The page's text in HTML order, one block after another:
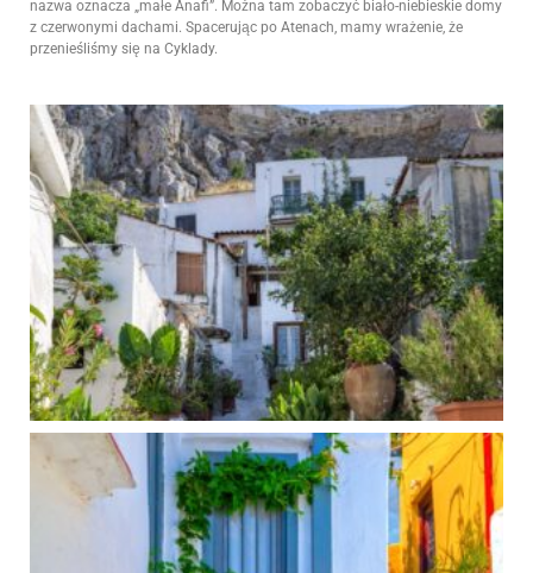
nazwa oznacza „małe Anafi”. Można tam zobaczyć biało-niebieskie domy
z czerwonymi dachami. Spacerując po Atenach, mamy wrażenie, że
przenieśliśmy się na Cyklady.